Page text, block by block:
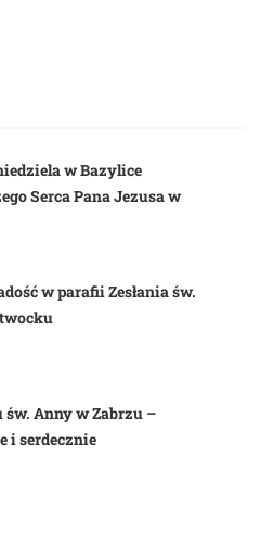
w Bazylice
Serca Pana Jezusa w
w parafii Zesłania św.
św. Anny w Zabrzu –
i serdecznie